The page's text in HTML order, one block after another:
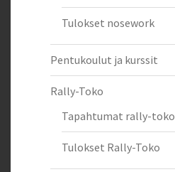
Tulokset nosework
Pentukoulut ja kurssit
Rally-Toko
Tapahtumat rally-toko
Tulokset Rally-Toko